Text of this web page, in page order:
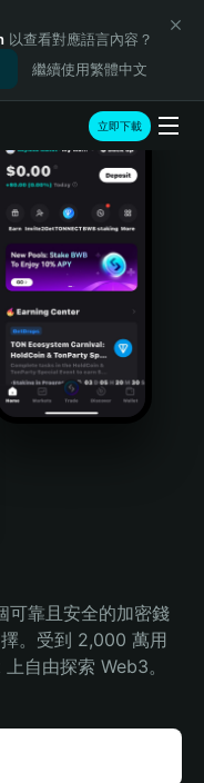
以查看對應語言內容？
繼續使用繁體中文
立即下載
可靠且安全的加密錢
。受到 2,000 萬用
自由探索 Web3。